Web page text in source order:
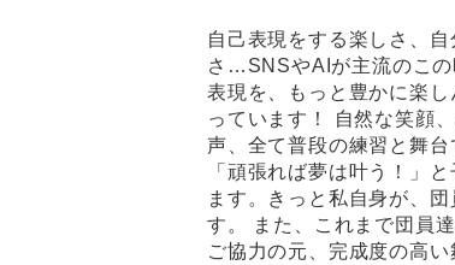
自己表現をする楽しさ、
さ…SNSやAIが主流のこ
表現を、もっと豊かに楽
っています！ 自然な笑顔
声、全て普段の練習と舞台
「頑張れば夢は叶う！」
ます。きっと私自身が、
す。 また、これまで団員
ご協力の元、完成度の高